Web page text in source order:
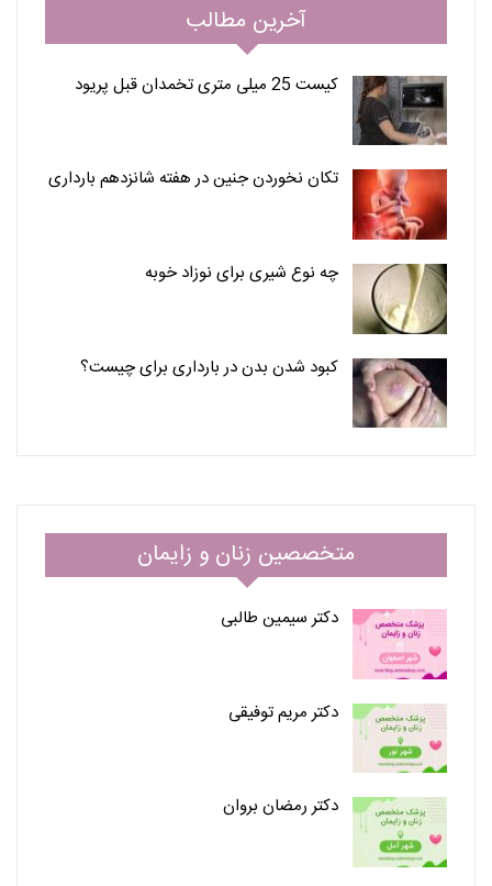
آخرین مطالب
کیست 25 میلی متری تخمدان قبل پریود
تکان نخوردن جنین در هفته شانزدهم بارداری
چه نوع شیری برای نوزاد خوبه
کبود شدن بدن در بارداری برای چیست؟
متخصصین زنان و زایمان
دکتر سیمین طالبی
دکتر مریم توفیقی
دکتر رمضان بروان